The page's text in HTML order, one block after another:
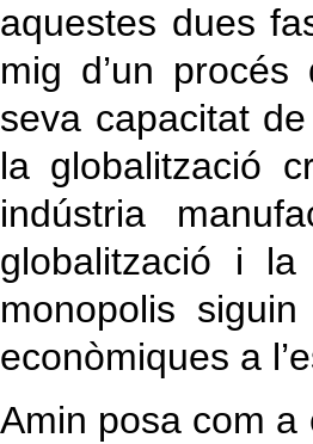
aquestes dues
mig d’un
seva capacitat
la globalització
indústria
globalització i la
monopolis
econòmiques a
Amin posa com a